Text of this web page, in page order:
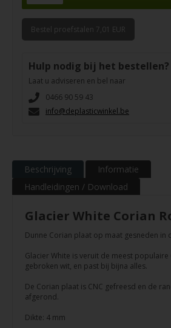
Bestel proefstalen 7,01 EUR
Hulp nodig bij het bestellen?
Laat u adviseren en bel naar
0466 90 59 43
info@deplasticwinkel.be
Beschrijving
Informatie
Handleidingen / Download
Glacier White Corian
Dunne Corian plaat op maat gesneden in
Glacier White is veruit de meest
gebroken wit, en past bij bijna alles.
De Corian plaat is CNC gefreesd en de
afgerond.
Dikte: 4 mm